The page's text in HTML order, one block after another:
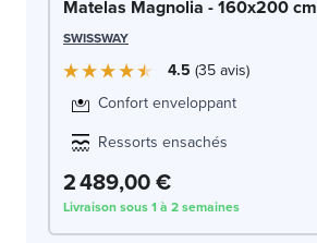
Matelas Magnolia - 160x200 cm
SWISSWAY
4.5 35avis
Confort enveloppant
Ressorts ensachés
2 489,00 €
Livraison sous 1 à 2 semaines